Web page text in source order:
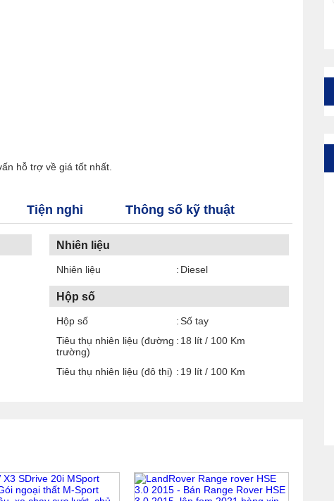
hỗ trợ về giá tốt nhất.
Tiện nghi Thông số kỹ thuật
Nhiên liệu
Nhiên liệu Diesel
Hộp số
Hộp số
Số tay
Tiêu thụ nhiên liệu (đường
trường)
18 lít / 100 Km
Tiêu thụ nhiên liệu (đô thị) 19 lít / 100 Km